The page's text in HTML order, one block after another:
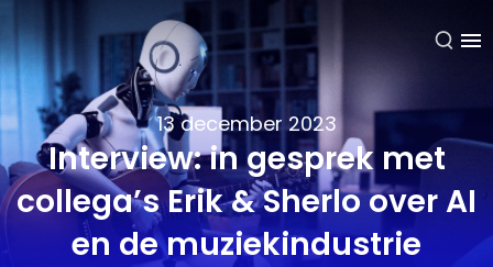
NL
Interview: in gesprek met
collega’s Erik & Sherlo over AI
en de muziekindustrie
13 december 2023